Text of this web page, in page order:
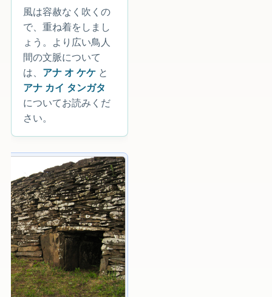
風は容赦なく吹くの
で、重ね着をしまし
ょう。より広い鳥人
間の文脈について
は、 アナ オ ケケ と
アナ カイ タンガタ
についてお読みくだ
さい。